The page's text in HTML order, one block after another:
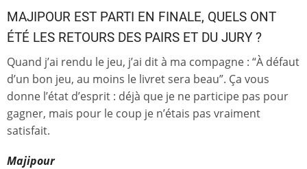
MAJIPOUR EST PARTI EN FINALE, QUELS ONT
ÉTÉ LES RETOURS DES PAIRS ET DU JURY ?
Quand j’ai rendu le jeu, j’ai dit à ma compagne : “À défaut
d’un bon jeu, au moins le livret sera beau”. Ça vous
donne l’état d’esprit : déjà que je ne participe pas pour
gagner, mais pour le coup je n’étais pas vraiment
satisfait.
Majipour